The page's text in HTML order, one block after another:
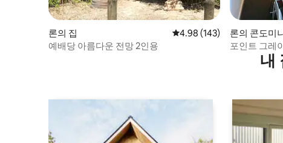
론의 집 평점 4.98점(5점 만점), 후기
4.98 (143)
예배당 아름다운 전망 2인용
론의 콘도미
포인트 그레
내